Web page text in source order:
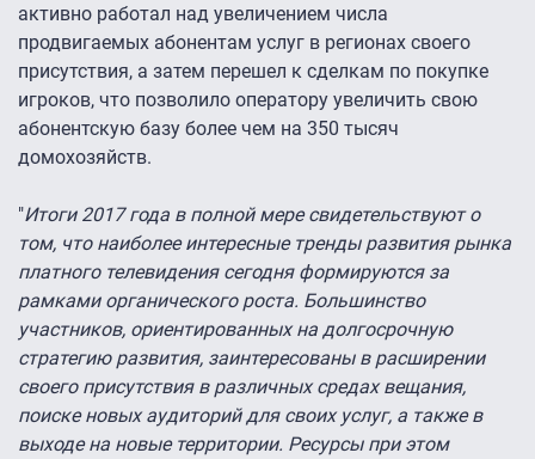
активно работал над увеличением числа
продвигаемых абонентам услуг в регионах своего
присутствия, а затем перешел к сделкам по покупке
игроков, что позволило оператору увеличить свою
абонентскую базу более чем на 350 тысяч
домохозяйств.
"Итоги 2017 года в полной мере свидетельствуют о
том, что наиболее интересные тренды развития рынка
платного телевидения сегодня формируются за
рамками органического роста. Большинство
участников, ориентированных на долгосрочную
стратегию развития, заинтересованы в расширении
своего присутствия в различных средах вещания,
поиске новых аудиторий для своих услуг, а также в
выходе на новые территории. Ресурсы при этом